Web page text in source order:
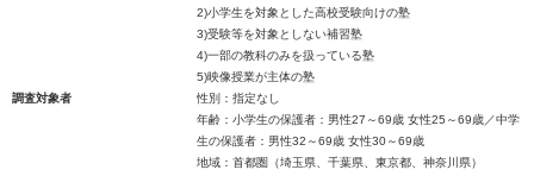
2)小学生を対象とした高校受験向けの塾
3)受験等を対象としない補習塾
4)一部の教科のみを扱っている塾
5)映像授業が主体の塾
調査対象者
性別：指定なし
年齢：小学生の保護者：男性27～69歳 女性25～69歳／中学
生の保護者：男性32～69歳 女性30～69歳
地域：首都圏（埼玉県、千葉県、東京都、神奈川県）